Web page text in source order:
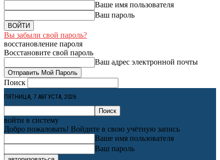
Ваше имя пользователя
Ваш пароль
Вы забыли свой пароль?
восстановление пароля
Восстановите свой пароль
Ваш адрес электронной почты
Поиск
ПЯТНИЦА, 7 АВГУСТА, 2026
войти в систему
Добро пожаловать! Войдите в свою учётную запись
Ваше имя пользователя
Ваш пароль